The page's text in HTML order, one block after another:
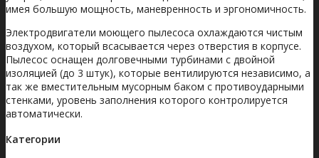
имея большую мощность, маневренность и эргономичность.
Электродвигатели моющего пылесоса охлаждаются чистым
воздухом, который всасывается через отверстия в корпусе.
Пылесос оснащен долговечными турбинами с двойной
изоляцией (до 3 штук), которые вентилируются независимо, а
так же вместительным мусорным баком с противоударными
стенками, уровень заполнения которого контролируется
автоматически.
Категории